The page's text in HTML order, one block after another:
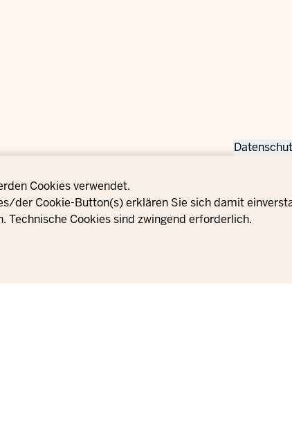
Cookies verwendet.
der Cookie-Button(s) erklären Sie sich damit
Technische Cookies sind zwingend erforderlich.